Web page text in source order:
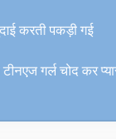
करती पकड़ी गई
गर्ल चोद कर